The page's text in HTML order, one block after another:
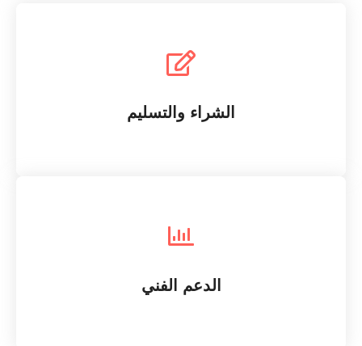
الشراء والتسليم
نوفر لك خيارات شراء مرنة، مع توصيل سريع في جميع أنحاء
الدعم الفني
SEO Optimizing